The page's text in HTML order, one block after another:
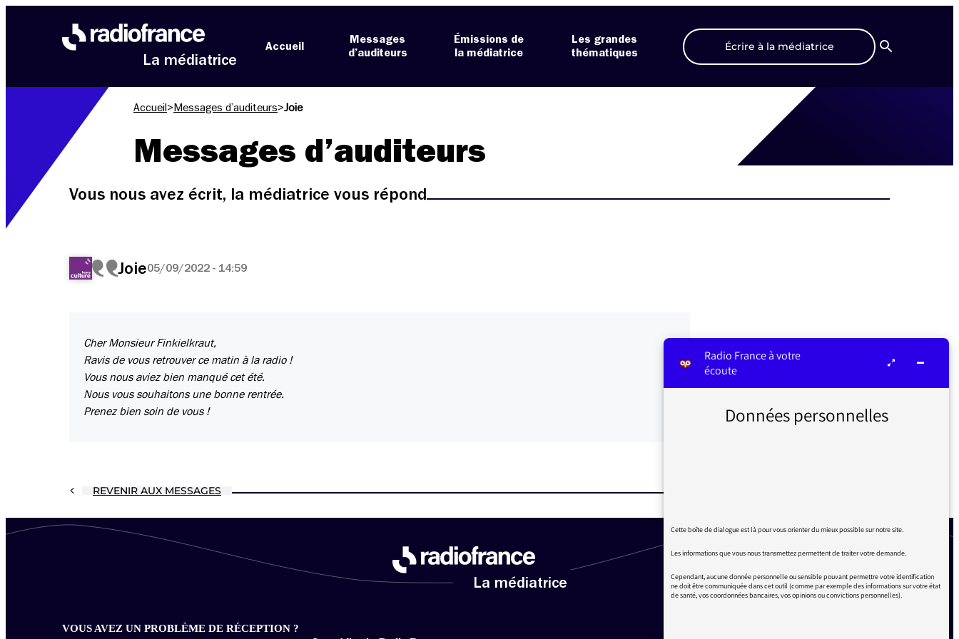
La médiatrice
Accueil
Messages
d’auditeurs
Émissions de
la médiatrice
Les grandes
thématiques
Écrire à la médiatrice
Recherche
Accueil > Messages d’auditeurs>Joie
Messages d’auditeurs
Vous nous avez écrit, la médiatrice vous répond
Joie05/09/2022 - 14:59
Cher Monsieur Finkielkraut,
Ravis de vous retrouver ce matin à la radio !
Vous nous aviez bien manqué cet été.
Nous vous souhaitons une bonne rentrée.
Prenez bien soin de vous !
REVENIR AUX MESSAGES
La médiatrice
VOUS AVEZ UN PROBLÈME DE RÉCEPTION ?
Radio France à votre
écoute
Données personnelles
Cette boîte de dialogue est là pour vous orienter du mieux possible sur notre site.
Les informations que vous nous transmettez permettent de traiter votre demande.
Cependant, aucune donnée personnelle ou sensible pouvant permettre votre identification
ne doit être communiquée dans cet outil (comme par exemple des informations sur votre état
de santé, vos coordonnées bancaires, vos opinions ou convictions personnelles).